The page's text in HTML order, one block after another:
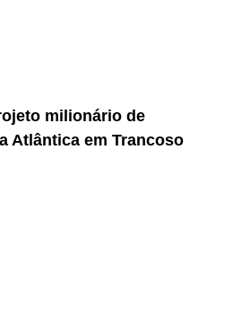
milionário de
Atlântica em Trancoso